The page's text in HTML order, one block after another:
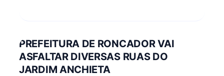
PREFEITURA DE RONCADOR VAI
ASFALTAR DIVERSAS RUAS DO
JARDIM ANCHIETA